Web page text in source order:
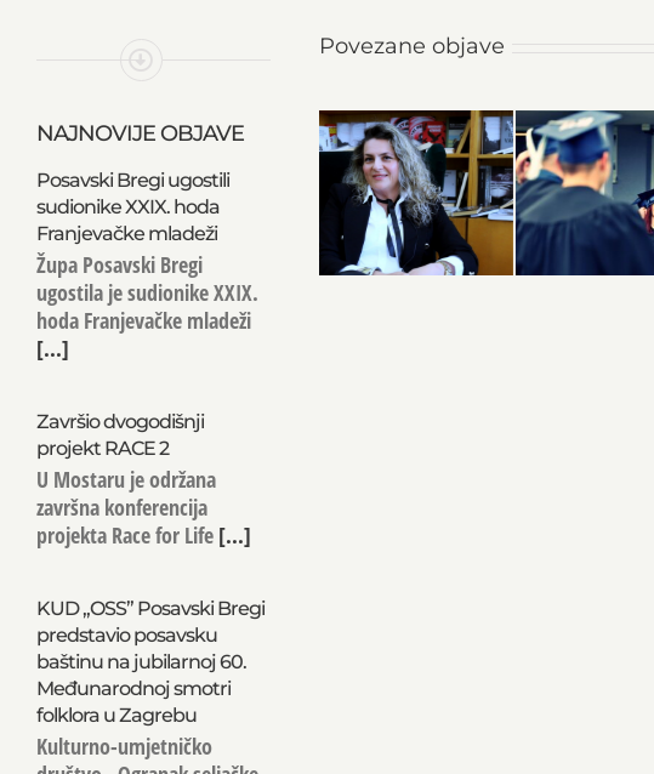
Povezane objave
NAJNOVIJE OBJAVE
Posavski Bregi ugostili
sudionike XXIX. hoda
Franjevačke mladeži
Župa Posavski Bregi
ugostila je sudionike XXIX.
hoda Franjevačke mladeži
[...]
Završio dvogodišnji
projekt RACE 2
U Mostaru je održana
završna konferencija
projekta Race for Life[...]
KUD „OSS” Posavski Bregi
predstavio posavsku
baštinu na jubilarnoj 60.
Međunarodnoj smotri
folklora u Zagrebu
Kulturno-umjetničko